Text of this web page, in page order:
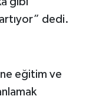
dedi.
eğitim ve